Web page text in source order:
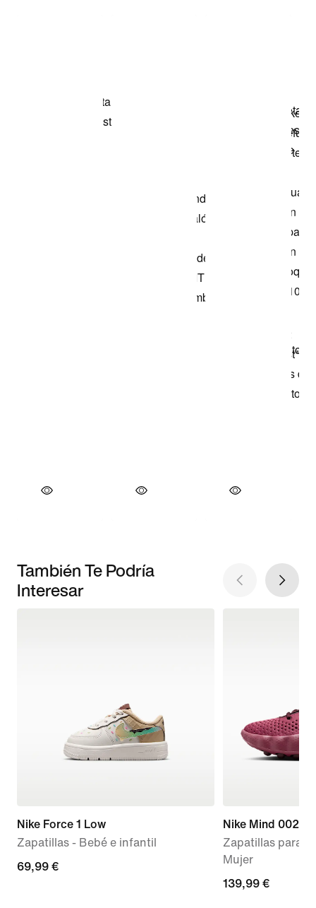
También Te Podría
Interesar
Nike Force 1 Low
Zapatillas - Bebé e infantil
69,99 €
69,99 €
Nike Mind 002
Zapatillas para
Mujer
139,99 €
139,99 €